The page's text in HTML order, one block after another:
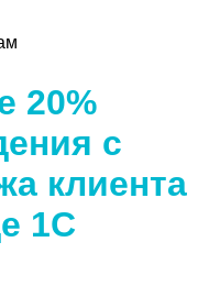
20%
с
клиента
1С